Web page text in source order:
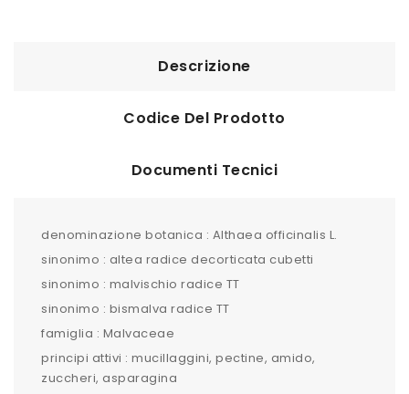
Descrizione
Codice Del Prodotto
Documenti Tecnici
denominazione botanica : Althaea officinalis L.
sinonimo : altea radice decorticata cubetti
sinonimo : malvischio radice TT
sinonimo : bismalva radice TT
famiglia : Malvaceae
principi attivi : mucillaggini, pectine, amido,
zuccheri, asparagina